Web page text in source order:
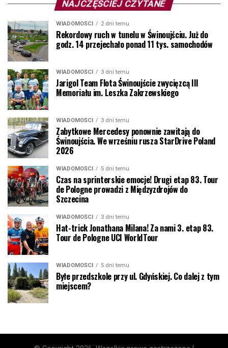
NAJCZĘŚCIEJ CZYTANE
WIADOMOŚCI 2 dni temu
Rekordowy ruch w tunelu w Świnoujściu. Już do
godz. 14 przejechało ponad 11 tys. samochodów
WIADOMOŚCI 3 dni temu
Jarigol Team Flota Świnoujście zwycięzcą III
Memoriału im. Leszka Zakrzewskiego
WIADOMOŚCI 3 dni temu
Zabytkowe Mercedesy ponownie zawitają do
Świnoujścia. We wrześniu rusza StarDrive Poland
2026
WIADOMOŚCI 5 dni temu
Czas na sprinterskie emocje! Drugi etap 83. Tour
de Pologne prowadzi z Międzyzdrojów do
Szczecina
WIADOMOŚCI 3 dni temu
Hat-trick Jonathana Milana! Za nami 3. etap 83.
Tour de Pologne UCI WorldTour
WIADOMOŚCI 5 dni temu
Byłe przedszkole przy ul. Gdyńskiej. Co dalej z tym
miejscem?